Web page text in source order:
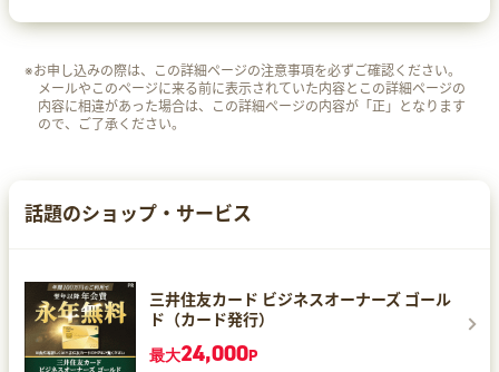
※お申し込みの際は、この詳細ページの注意事項を必ずご確認ください。
メールやこのページに来る前に表示されていた内容とこの詳細ページの
内容に相違があった場合は、この詳細ページの内容が「正」となります
ので、ご了承ください。
話題のショップ・サービス
三井住友カード ビジネスオーナーズ ゴール
ド（カード発行）
最大24,000P